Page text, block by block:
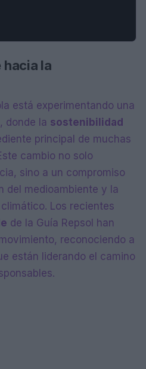
hacia la
está experimentando una
donde la sostenibilidad
principal de muchas
cambio no solo
sino a un compromiso
del medioambiente y la
Los recientes
de la Guía Repsol han
reconociendo a
están liderando el camino